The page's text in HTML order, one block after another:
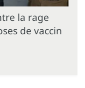
la rage
de vaccin